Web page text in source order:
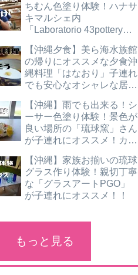
ちむん色塗り体験！ハナサ
キマルシェ内
「Laboratorio 43pottery」
【沖縄夕食】美ら海水族館
の帰りにオススメな夕食沖
縄料理「はなおり」子連れ
でも安心なオシャレな居酒
【沖縄】雨でも出来る！シ
ーサー色塗り体験！景色が
良い場所の「琉球窯」さん
が子連れにオススメ！カフ
【沖縄】家族お揃いの琉球
グラス作り体験！親切丁寧
な「グラスアートPGO」
が子連れにオススメ！！
もっと見る